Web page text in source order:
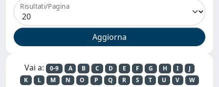
Risultati/Pagina
Vai a: 0-9 A B C D E F G H I
J
K
L M N O P Q R S T U V
W